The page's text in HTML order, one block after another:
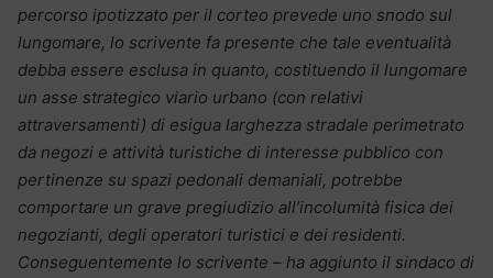
percorso ipotizzato per il corteo prevede uno snodo sul
lungomare, lo scrivente fa presente che tale eventualità
debba essere esclusa in quanto, costituendo il lungomare
un asse strategico viario urbano (con relativi
attraversamenti) di esigua larghezza stradale perimetrato
da negozi e attività turistiche di interesse pubblico con
pertinenze su spazi pedonali demaniali, potrebbe
comportare un grave pregiudizio all’incolumità fisica dei
negozianti, degli operatori turistici e dei residenti.
Conseguentemente lo scrivente – ha aggiunto il sindaco di